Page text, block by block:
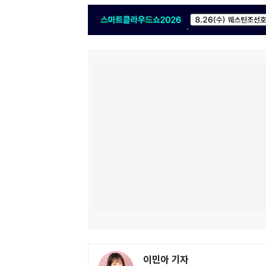
이민아 기자